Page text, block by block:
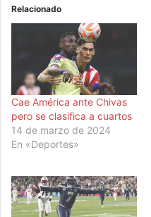
Relacionado
Cae América ante Chivas
pero se clasifica a cuartos
14 de marzo de 2024
En «Deportes»